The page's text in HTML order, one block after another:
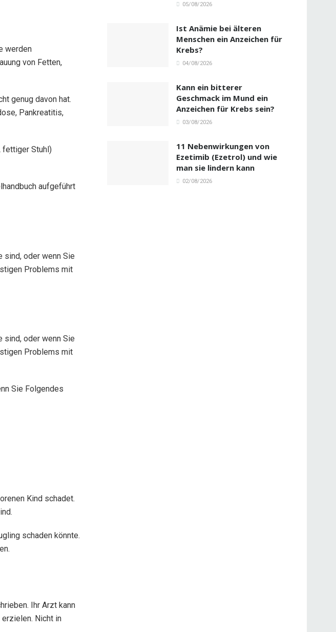
werden
von Fetten,
genug davon hat.
Pankreatitis,
fettiger Stuhl)
aufgeführt
​​sind, oder wenn Sie
Problems mit
​​sind, oder wenn Sie
Problems mit
Sie Folgendes
Kind schadet.
schaden könnte.
Ihr Arzt kann
Nicht in
05/08/2026
Ist Anämie bei älteren
Menschen ein Anzeichen für
Krebs?
04/08/2026
Kann ein bitterer
Geschmack im Mund ein
Anzeichen für Krebs sein?
03/08/2026
11 Nebenwirkungen von
Ezetimib (Ezetrol) und wie
man sie lindern kann
02/08/2026